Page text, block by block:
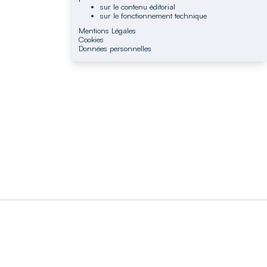
sur le contenu éditorial
sur le fonctionnement technique
Mentions Légales
Cookies
Données personnelles